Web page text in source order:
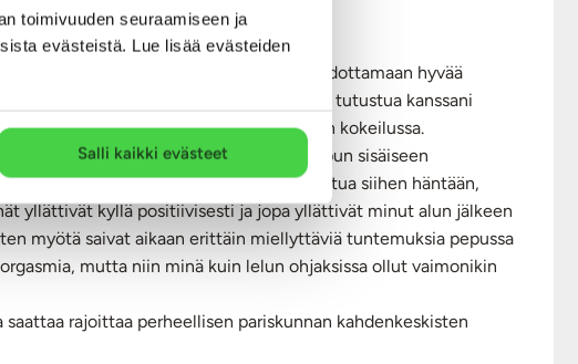
toimivuuden seuraamiseen ja
evästeistä. Lue lisää evästeiden
Salli kaikki evästeet
jotka tulikin laitettua ostoskoriin odottamaan hyvää
kunnes ehdotin vaimolle, haluaisiko hän tutustua kanssani
innollaan minut tämän laiteen kokeilussa.
hyväilyyn kuin lopulta myös pepun sisäiseen
ja halusimmekin ensin tutustua siihen häntään,
yllättivät kyllä positiivisesti ja jopa yllättivät minut alun jälkeen
myötä saivat aikaan erittäin miellyttäviä tuntemuksia pepussa
mutta niin minä kuin lelun ohjaksissa ollut vaimonikin
rajoittaa perheellisen pariskunnan kahdenkeskisten